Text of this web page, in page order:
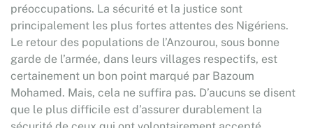
préoccupations. La sécurité et la justice sont
principalement les plus fortes attentes des Nigériens.
Le retour des populations de l’Anzourou, sous bonne
garde de l’armée, dans leurs villages respectifs, est
certainement un bon point marqué par Bazoum
Mohamed. Mais, cela ne suffira pas. D’aucuns se disent
que le plus difficile est d’assurer durablement la